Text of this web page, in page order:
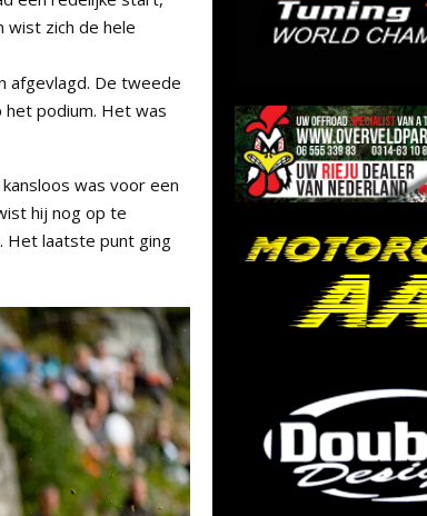
zich de hele
afgevlagd. De tweede
podium. Het was
was voor een
hij nog op te
Het laatste punt ging